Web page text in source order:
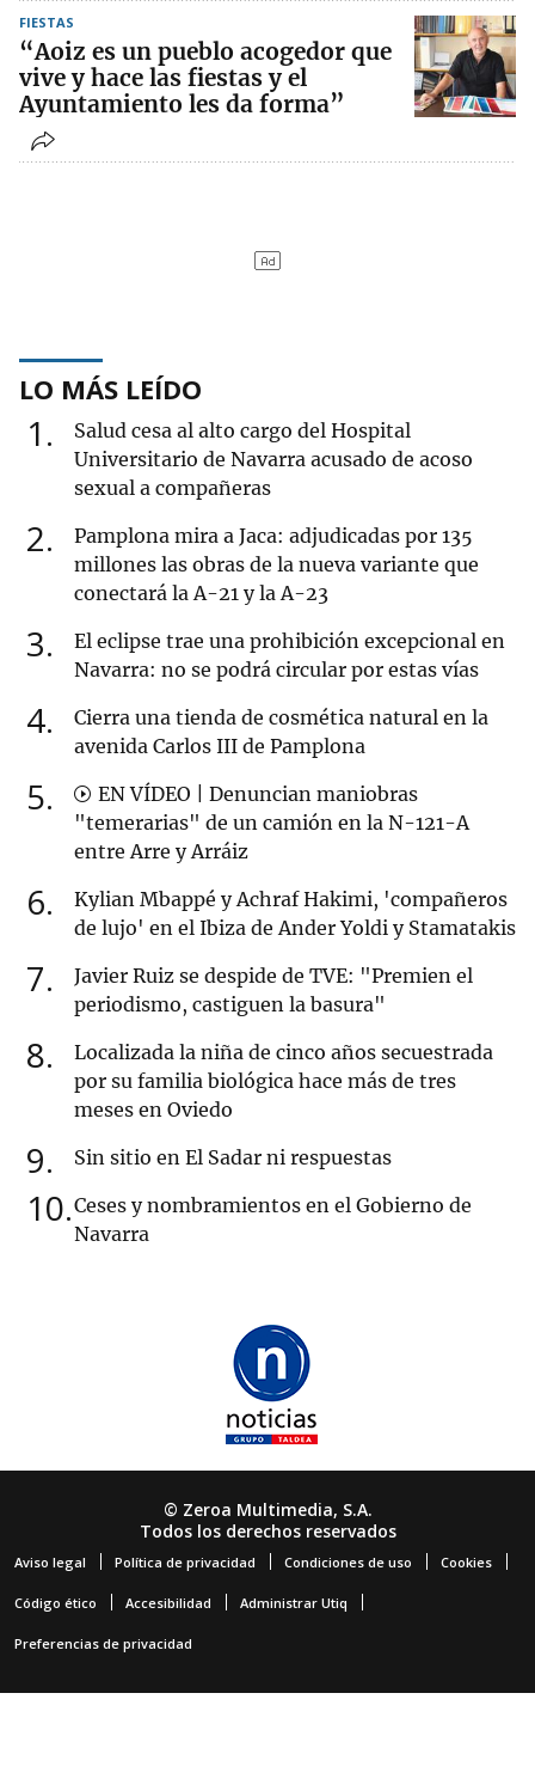
FIESTAS
“Aoiz es un pueblo acogedor que
vive y hace las fiestas y el
Ayuntamiento les da forma”
LO MÁS LEÍDO
1
Salud cesa al alto cargo del Hospital
Universitario de Navarra acusado de acoso
sexual a compañeras
2
Pamplona mira a Jaca: adjudicadas por 135
millones las obras de la nueva variante que
conectará la A-21 y la A-23
3
El eclipse trae una prohibición excepcional en
Navarra: no se podrá circular por estas vías
4
Cierra una tienda de cosmética natural en la
avenida Carlos III de Pamplona
5
EN VÍDEO | Denuncian maniobras
"temerarias" de un camión en la N-121-A
entre Arre y Arráiz
6
Kylian Mbappé y Achraf Hakimi, 'compañeros
de lujo' en el Ibiza de Ander Yoldi y Stamatakis
7
Javier Ruiz se despide de TVE: "Premien el
periodismo, castiguen la basura"
8
Localizada la niña de cinco años secuestrada
por su familia biológica hace más de tres
meses en Oviedo
9 Sin sitio en El Sadar ni respuestas
10 Ceses y nombramientos en el Gobierno de
Navarra
© Zeroa Multimedia, S.A.
Todos los derechos reservados
Aviso legal Política de privacidad Condiciones de uso Cookies
Código ético Accesibilidad Administrar Utiq
Preferencias de privacidad